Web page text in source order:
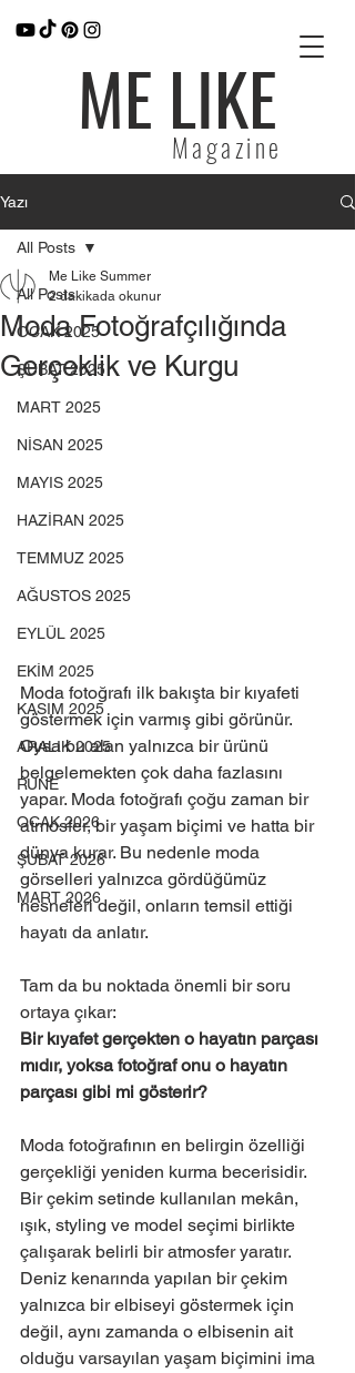
ME LIKE
Magazine
Yazı
All Posts
OCAK 2025
ŞUBAT 2025
MART 2025
NİSAN 2025
MAYIS 2025
HAZİRAN 2025
TEMMUZ 2025
AĞUSTOS 2025
EYLÜL 2025
EKİM 2025
KASIM 2025
ARALIK 2025
RUNE
OCAK 2026
ŞUBAT 2026
MART 2026
All Posts
Moda Fotoğrafçılığında
Gerçeklik ve Kurgu
Me Like Summer
2 dakikada okunur
Moda fotoğrafı ilk bakışta bir kıyafeti
göstermek için varmış gibi görünür.
Oysa bu alan yalnızca bir ürünü
belgelemekten çok daha fazlasını
yapar. Moda fotoğrafı çoğu zaman bir
atmosfer, bir yaşam biçimi ve hatta bir
dünya kurar. Bu nedenle moda
görselleri yalnızca gördüğümüz
nesneleri değil, onların temsil ettiği
hayatı da anlatır.
Tam da bu noktada önemli bir soru
ortaya çıkar:
Bir kıyafet gerçekten o hayatın parçası
mıdır, yoksa fotoğraf onu o hayatın
parçası gibi mi gösterir?
Moda fotoğrafının en belirgin özelliği
gerçekliği yeniden kurma becerisidir.
Bir çekim setinde kullanılan mekân,
ışık, styling ve model seçimi birlikte
çalışarak belirli bir atmosfer yaratır.
Deniz kenarında yapılan bir çekim
yalnızca bir elbiseyi göstermek için
değil, aynı zamanda o elbisenin ait
olduğu varsayılan yaşam biçimini ima